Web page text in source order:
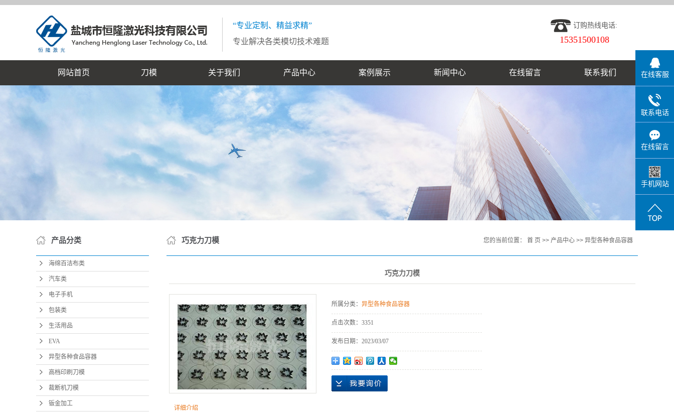
“专业定制、精益求精”
专业解决各类模切技术难题
订购热线电话:
15351500108
网站首页 刀模 关于我们 产品中心 案例展示 新闻中心 在线留言 联系我们
产品分类
海绵百洁布类
汽车类
电子手机
包装类
生活用品
EVA
异型各种食品容器
高档印刷刀模
裁断机刀模
钣金加工
巧克力刀模 您的当前位置： 首 页 >> 产品中心 >> 异型各种食品容器
巧克力刀模
所属分类： 异型各种食品容器
点击次数： 3351
发布日期： 2023/03/07
详细介绍
在线客服
联系电话
在线留言
手机网站